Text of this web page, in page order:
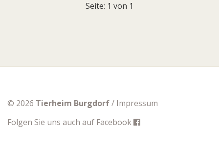
Seite: 1 von 1
© 2026 Tierheim Burgdorf/ Impressum
Folgen Sie uns auch auf Facebook